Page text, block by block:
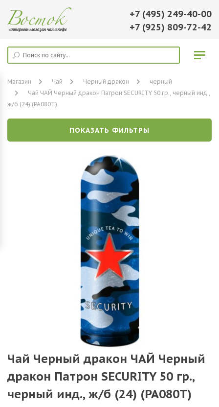
+7 (495) 249-40-00
+7 (925) 809-72-42
Магазин Чай Черный дракон
черный
Чай ЧАЙ Черный дракон Патрон SECURITY 50 гр., черный инд.,
ж/б (24) (PA080T)
ПОКАЗАТЬ ФИЛЬТРЫ
Чай Черный дракон ЧАЙ Черный
дракон Патрон SECURITY 50 гр.,
черный инд., ж/б (24) (PA080T)